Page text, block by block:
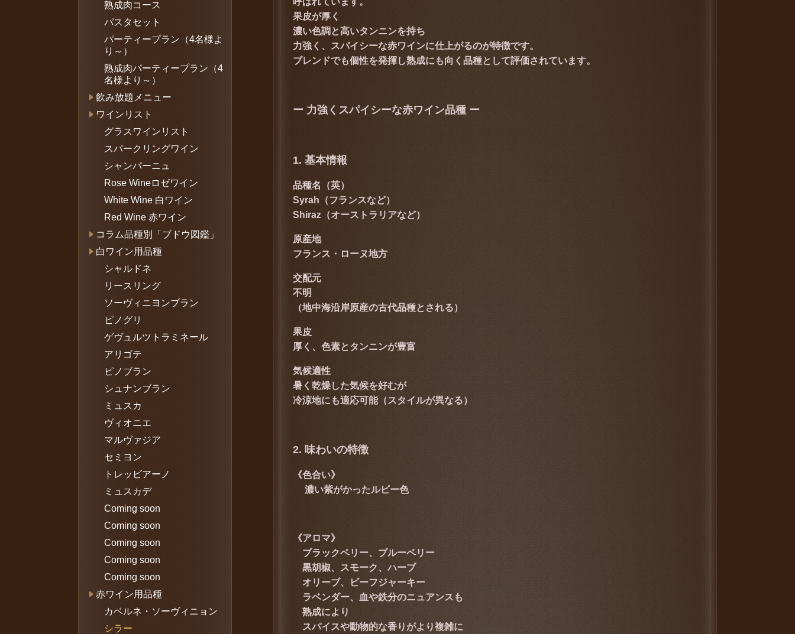
果皮が厚く
濃い色調と高いタンニンを持ち
力強く、スパイシーな赤ワインに仕上がるのが特徴です。
ブレンドでも個性を発揮し熟成にも向く品種として評価されています。
ー 力強くスパイシーな赤ワイン品種 ー
1. 基本情報
品種名（英）
Syrah（フランスなど）
Shiraz（オーストラリアなど）
原産地
フランス・ローヌ地方
交配元
不明
（地中海沿岸原産の古代品種とされる）
果皮
厚く、色素とタンニンが豊富
気候適性
暑く乾燥した気候を好むが
冷涼地にも適応可能（スタイルが異なる）
2. 味わいの特徴
《色合い》
濃い紫がかったルビー色
《アロマ》
ブラックベリー、ブルーベリー
黒胡椒、スモーク、ハーブ
オリーブ、ビーフジャーキー
ラベンダー、血や鉄分のニュアンスも
熟成により
スパイスや動物的な香りがより複雑に
熟成肉コース
パスタセット
パーティープラン（4名様よ
り～）
熟成肉パーティープラン（4
名様より～）
飲み放題メニュー
ワインリスト
グラスワインリスト
スパークリングワイン
シャンパーニュ
Rose Wineロゼワイン
White Wine 白ワイン
Red Wine 赤ワイン
コラム品種別「ブドウ図鑑」
白ワイン用品種
シャルドネ
リースリング
ソーヴィニヨンブラン
ピノグリ
ゲヴュルツトラミネール
アリゴテ
ピノブラン
シュナンブラン
ミュスカ
ヴィオニエ
マルヴァジア
セミヨン
トレッビアーノ
ミュスカデ
Coming soon
Coming soon
Coming soon
Coming soon
Coming soon
赤ワイン用品種
カベルネ・ソーヴィニョン
シラー